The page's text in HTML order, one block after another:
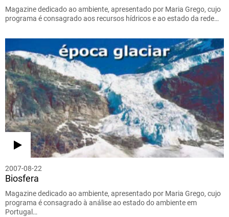
Magazine dedicado ao ambiente, apresentado por Maria Grego, cujo
programa é consagrado aos recursos hídricos e ao estado da rede…
2007-08-22
Biosfera
Magazine dedicado ao ambiente, apresentado por Maria Grego, cujo
programa é consagrado à análise ao estado do ambiente em
Portugal…